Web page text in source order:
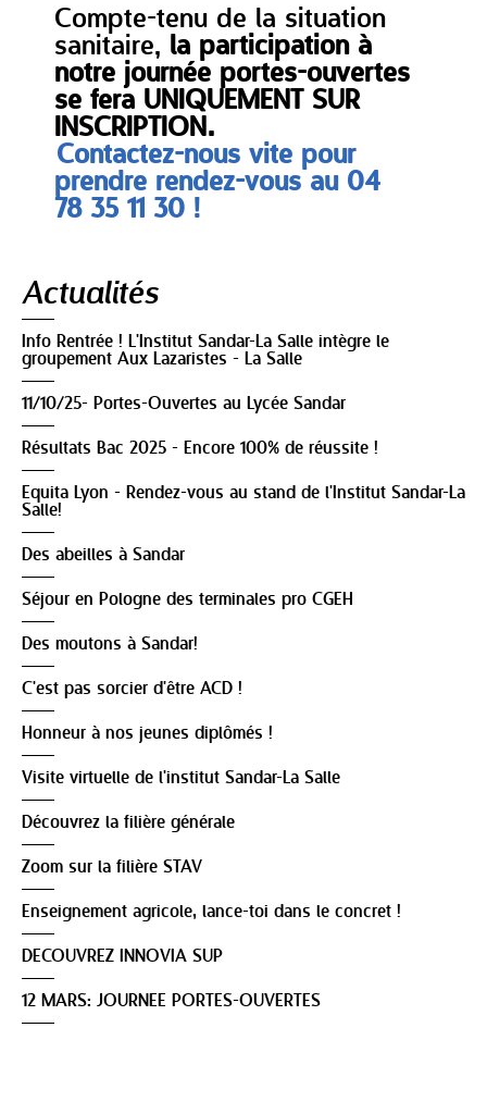
Compte-tenu de la situation
sanitaire, la participation à
notre journée portes-ouvertes
se fera UNIQUEMENT SUR
INSCRIPTION.
Contactez-nous vite pour
prendre rendez-vous au 04
78 35 11 30 !
Actualités
Info Rentrée ! L'Institut Sandar-La Salle intègre le
groupement Aux Lazaristes - La Salle
11/10/25- Portes-Ouvertes au Lycée Sandar
Résultats Bac 2025 - Encore 100% de réussite !
Equita Lyon - Rendez-vous au stand de l'Institut Sandar-La
Salle!
Des abeilles à Sandar
Séjour en Pologne des terminales pro CGEH
Des moutons à Sandar!
C'est pas sorcier d'être ACD !
Honneur à nos jeunes diplômés !
Visite virtuelle de l'institut Sandar-La Salle
Découvrez la filière générale
Zoom sur la filière STAV
Enseignement agricole, lance-toi dans le concret !
DECOUVREZ INNOVIA SUP
12 MARS: JOURNEE PORTES-OUVERTES